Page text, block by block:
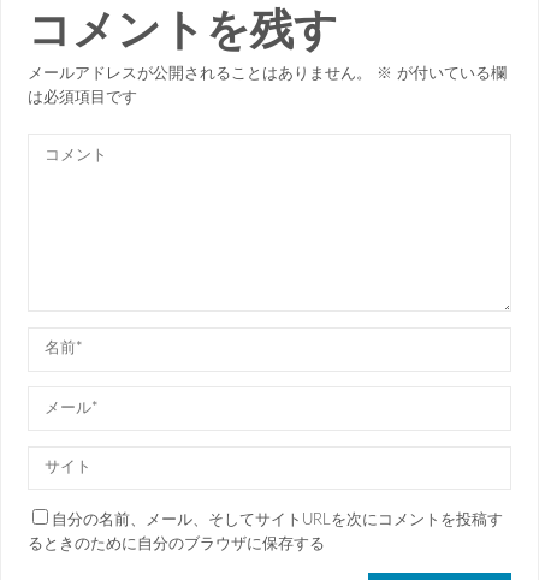
コメントを残す
メールアドレスが公開されることはありません。 ※ が付いている欄
は必須項目です
自分の名前、メール、そしてサイトURLを次にコメントを投稿す
るときのために自分のブラウザに保存する